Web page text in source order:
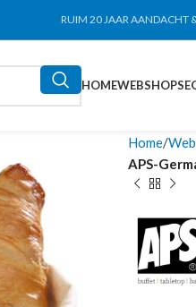
RUIM 20 JAAR AANDACHT
HOMEWEBSHOP
Home
APS-